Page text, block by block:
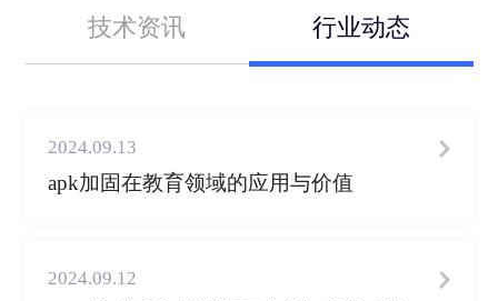
技术资讯 行业动态
2024.09.13
apk加固在教育领域的应用与价值
2024.09.12